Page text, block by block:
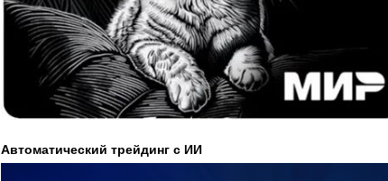
Автоматический трейдинг с ИИ